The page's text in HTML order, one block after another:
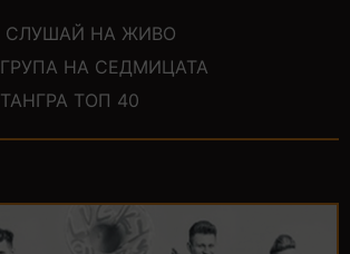
СЛУШАЙ НА ЖИВО
ГРУПА НА СЕДМИЦАТА
ТАНГРА ТОП 40